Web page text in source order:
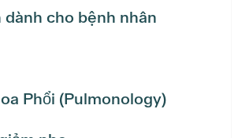
dành cho bệnh nhân
Phổi (Pulmonology)